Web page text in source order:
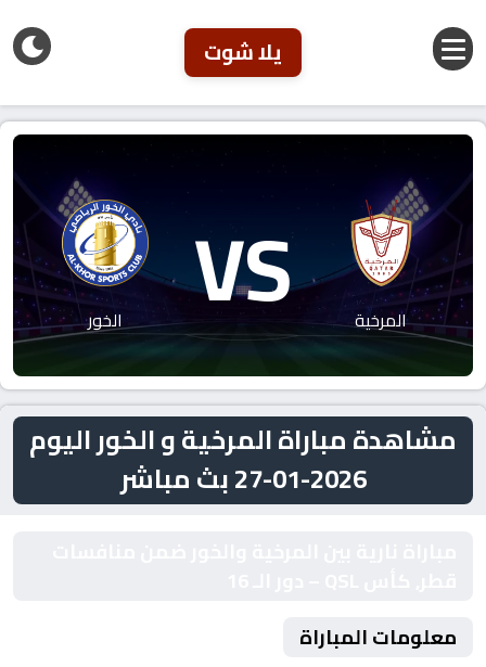
يلا شوت
المرخية VS الخور
مشاهدة مباراة المرخية و الخور اليوم
2026-01-27 بث مباشر
معلومات المباراة